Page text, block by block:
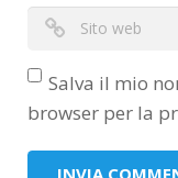
Salva il mio
browser per la